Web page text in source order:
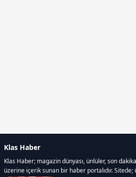
Klas Haber
Klas Haber; magazin dünyası, ünlüler, son
üzerine içerik sunan bir haber portalıdır.